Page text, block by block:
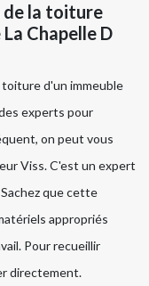
de la toiture
Chapelle D
d'un immeuble
experts pour
on peut vous
Viss. C'est un expert
que cette
appropriés
Pour recueillir
directement.